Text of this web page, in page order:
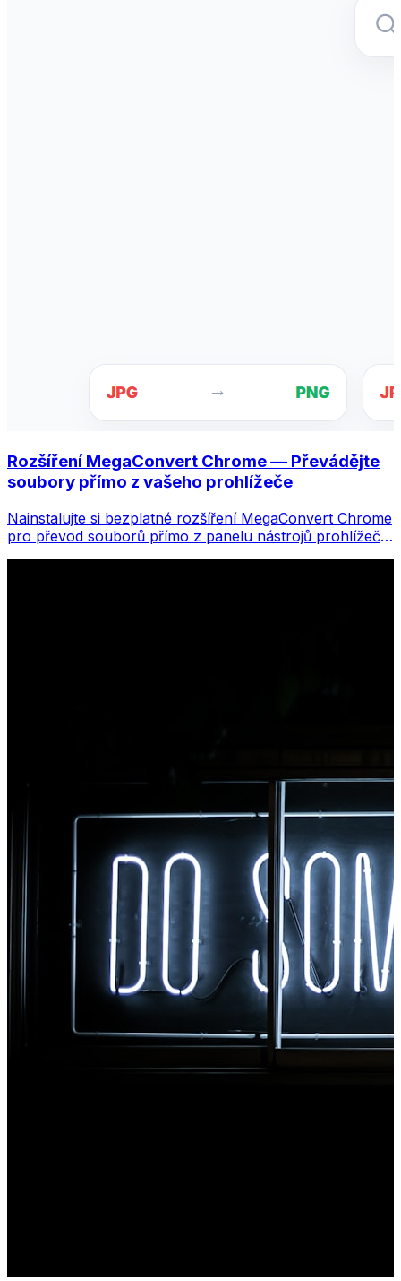
Rozšíření MegaConvert Chrome — Převádějte
soubory přímo z vašeho prohlížeče
Nainstalujte si bezplatné rozšíření MegaConvert Chrome
pro převod souborů přímo z panelu nástrojů prohlížeče.